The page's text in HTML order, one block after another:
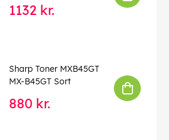
1132 kr.
Sharp Toner MXB45GT
MX-B45GT Sort
880 kr.